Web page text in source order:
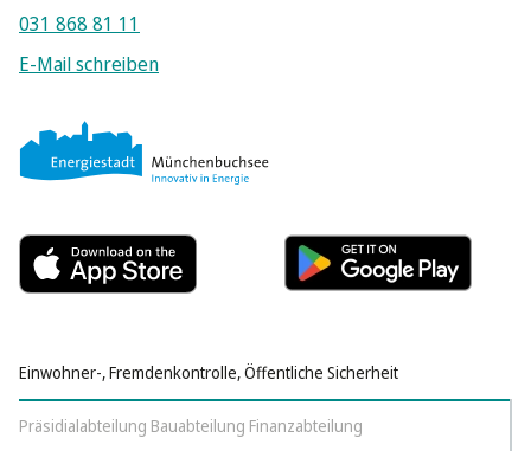
031 868 81 11
E-Mail schreiben
Einwohner-, Fremdenkontrolle, Öffentliche Sicherheit
Präsidialabteilung Bauabteilung Finanzabteilung